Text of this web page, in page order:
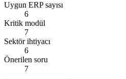
Uygun ERP sayısı
6
Kritik modül
7
Sektör ihtiyacı
6
Önerilen soru
7